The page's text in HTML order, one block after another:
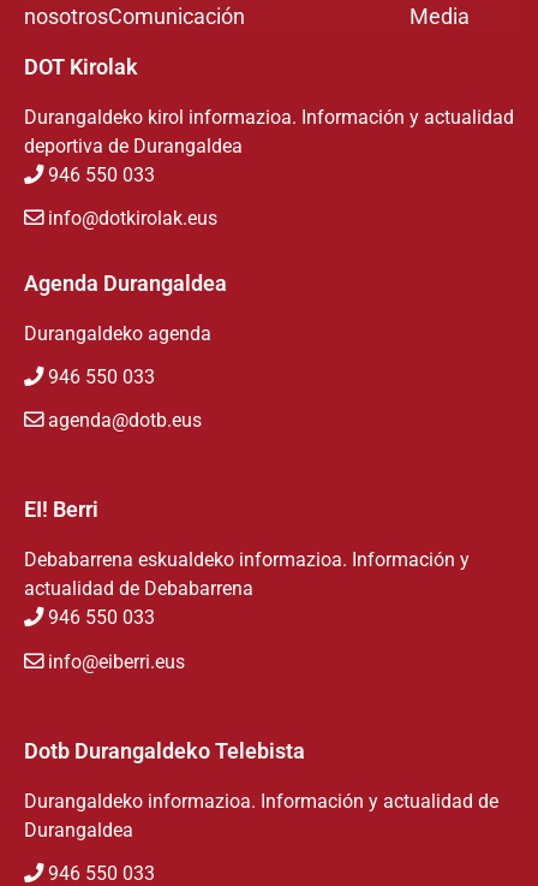
nosotrosComunicación
Media
DOT Kirolak
Durangaldeko kirol informazioa. Información y actualidad
deportiva de Durangaldea
946 550 033
info@dotkirolak.eus
Agenda Durangaldea
Durangaldeko agenda
946 550 033
agenda@dotb.eus
EI! Berri
Debabarrena eskualdeko informazioa. Información y
actualidad de Debabarrena
946 550 033
info@eiberri.eus
Dotb Durangaldeko Telebista
Durangaldeko informazioa. Información y actualidad de
Durangaldea
946 550 033